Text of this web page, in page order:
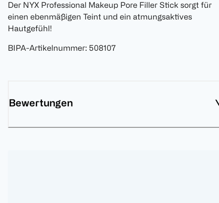
Der NYX Professional Makeup Pore Filler Stick sorgt für
einen ebenmäßigen Teint und ein atmungsaktives
Hautgefühl!
BIPA-Artikelnummer: 508107
Bewertungen